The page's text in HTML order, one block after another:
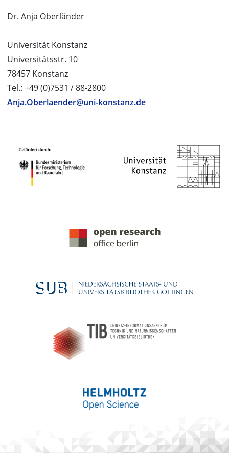
Dr. Anja Oberländer
Universität Konstanz
Universitätsstr. 10
78457 Konstanz
Tel.: +49 (0)7531 / 88-2800
Anja.Oberlaender@uni-konstanz.de